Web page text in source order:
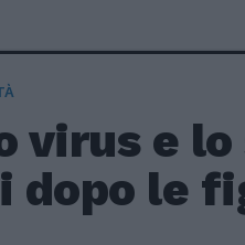
virus e
dopo le